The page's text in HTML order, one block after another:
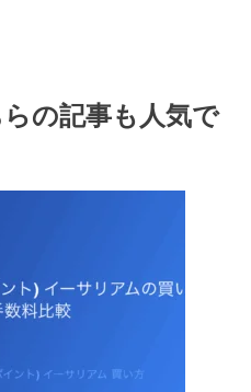
の記事も人気で